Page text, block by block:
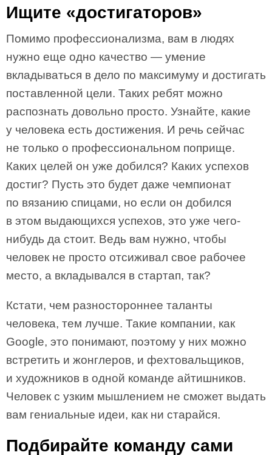
Ищите «достигаторов»
Помимо профессионализма, вам в людях
нужно еще одно качество — умение
вкладываться в дело по максимуму и достигать
поставленной цели. Таких ребят можно
распознать довольно просто. Узнайте, какие
у человека есть достижения. И речь сейчас
не только о профессиональном поприще.
Каких целей он уже добился? Каких успехов
достиг? Пусть это будет даже чемпионат
по вязанию спицами, но если он добился
в этом выдающихся успехов, это уже чего-
нибудь да стоит. Ведь вам нужно, чтобы
человек не просто отсиживал свое рабочее
место, а вкладывался в стартап, так?
Кстати, чем разностороннее таланты
человека, тем лучше. Такие компании, как
Google, это понимают, поэтому у них можно
встретить и жонглеров, и фехтовальщиков,
и художников в одной команде айтишников.
Человек с узким мышлением не сможет выдать
вам гениальные идеи, как ни старайся.
Подбирайте команду сами